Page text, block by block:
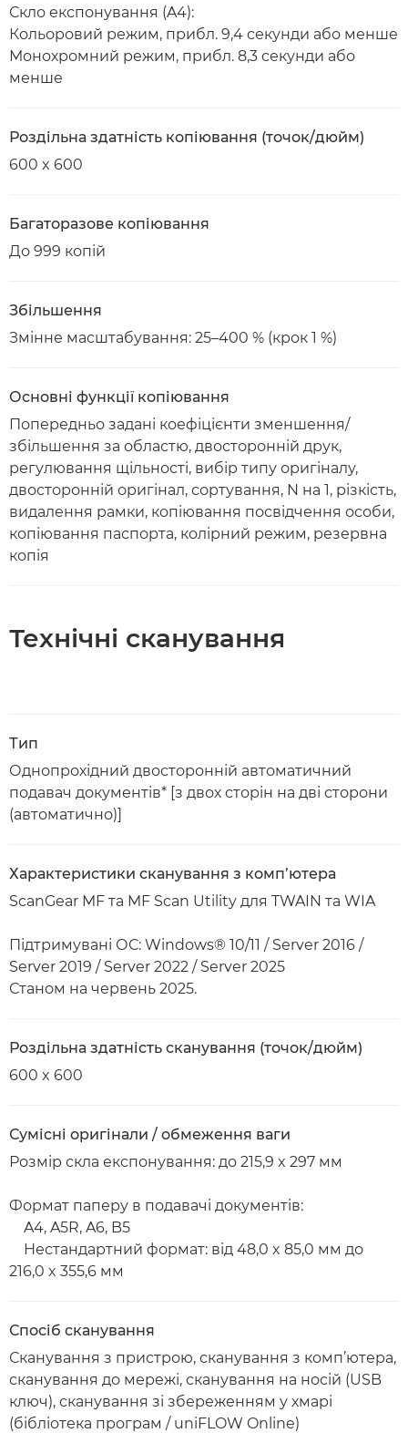
Скло експонування (A4):
Кольоровий режим, прибл. 9,4 секунди або менше
Монохромний режим, прибл. 8,3 секунди або
менше
Роздільна здатність копіювання (точок/дюйм)
600 x 600
Багаторазове копіювання
До 999 копій
Збільшення
Змінне масштабування: 25–400 % (крок 1 %)
Основні функції копіювання
Попередньо задані коефіцієнти зменшення/
збільшення за областю, двосторонній друк,
регулювання щільності, вибір типу оригіналу,
двосторонній оригінал, сортування, N на 1, різкість,
видалення рамки, копіювання посвідчення особи,
копіювання паспорта, колірний режим, резервна
копія
Технічні сканування
Тип
Однопрохідний двосторонній автоматичний
подавач документів* [з двох сторін на дві сторони
(автоматично)]
Характеристики сканування з комп’ютера
ScanGear MF та MF Scan Utility для TWAIN та WIA
Підтримувані ОС: Windows® 10/11 / Server 2016 /
Server 2019 / Server 2022 / Server 2025
Станом на червень 2025.
Роздільна здатність сканування (точок/дюйм)
600 x 600
Сумісні оригінали / обмеження ваги
Розмір скла експонування: до 215,9 x 297 мм
Формат паперу в подавачі документів:
A4, A5R, A6, B5
Нестандартний формат: від 48,0 x 85,0 мм до
216,0 x 355,6 мм
Спосіб сканування
Сканування з пристрою, сканування з комп’ютера,
сканування до мережі, сканування на носій (USB
ключ), сканування зі збереженням у хмарі
(бібліотека програм / uniFLOW Online)